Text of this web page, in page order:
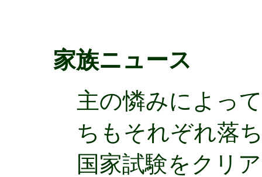
家族ニュース
主の憐みによっ
ちもそれぞれ落
国家試験をクリ